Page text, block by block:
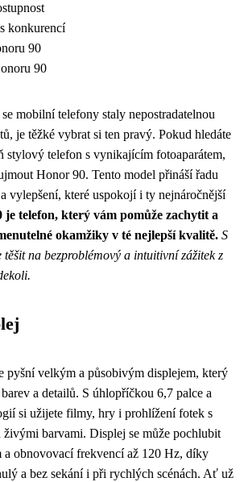
konkurencí
90
90
mobilní telefony staly nepostradatelnou
je těžké vybrat si ten pravý. Pokud hledáte
stylový telefon s vynikajícím fotoaparátem,
Honor 90. Tento model přináší řadu
vylepšení, které uspokojí i ty nejnáročnější
je telefon, který vám pomůže zachytit a
okamžiky v té nejlepší kvalitě. S
těšit na bezproblémový a intuitivní zážitek z
pyšní velkým a působivým displejem, který
a detailů. S úhlopříčkou 6,7 palce a
si užijete filmy, hry i prohlížení fotek s
živými barvami. Displej se může pochlubit
a obnovovací frekvencí až 120 Hz, díky
a bez sekání i při rychlých scénách. Ať už